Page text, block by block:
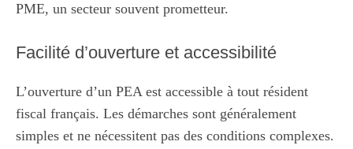
PME, un secteur souvent prometteur.
Facilité d’ouverture et accessibilité
L’ouverture d’un PEA est accessible à tout résident
fiscal français. Les démarches sont généralement
simples et ne nécessitent pas des conditions complexes.